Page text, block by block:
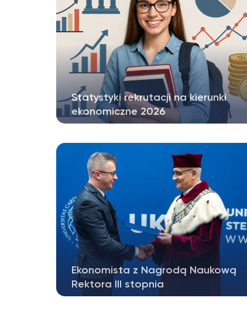
Statystyki rekrutacji na kierunki
ekonomiczne 2026
2026/27 na kierunki ekonomiczne,
według…
Ekonomista z Nagrodą Naukową
Rektora III stopnia